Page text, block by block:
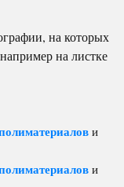
на которых
на листке
и
и